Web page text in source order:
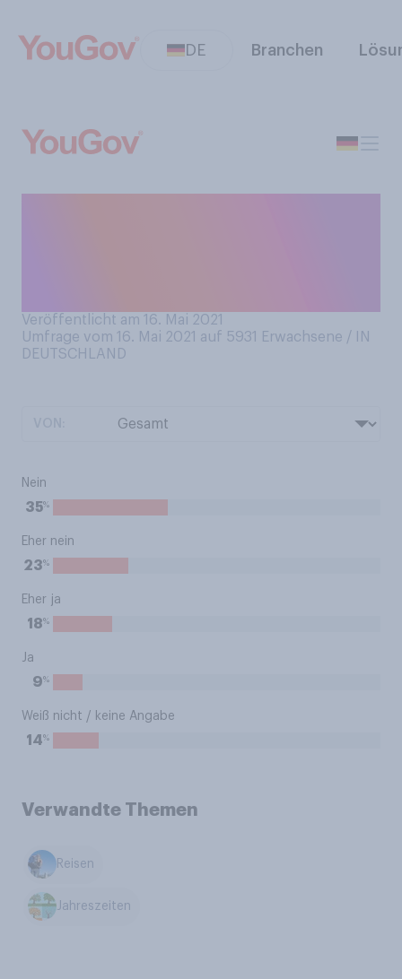
DE Branchen
Veröffentlicht am 16. Mai 2021
Umfrage vom 16. Mai 2021 auf 5931
Erwachsene / IN
DEUTSCHLAND
Nein
35%
Eher nein
23%
Eher ja
18%
Ja
9%
Weiß nicht / keine Angabe
14%
Verwandte Themen
Reisen
Jahreszeiten